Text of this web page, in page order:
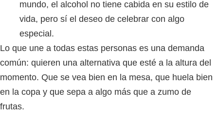
mundo, el alcohol no tiene cabida en su estilo de
vida, pero sí el deseo de celebrar con algo
especial.
Lo que une a todas estas personas es una demanda
común: quieren una alternativa que esté a la altura del
momento. Que se vea bien en la mesa, que huela bien
en la copa y que sepa a algo más que a zumo de
frutas.